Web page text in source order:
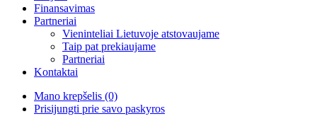
Finansavimas
Partneriai
Vieninteliai Lietuvoje atstovaujame
Taip pat prekiaujame
Partneriai
Kontaktai
Mano krepšelis (0)
Prisijungti prie savo paskyros